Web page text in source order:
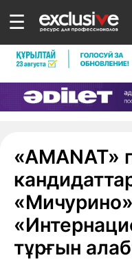
☰
«AMANAT»
тұрғын